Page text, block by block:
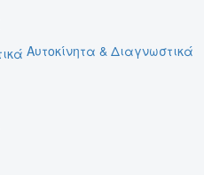
Αυτοκίνητα & Διαγνωστικά